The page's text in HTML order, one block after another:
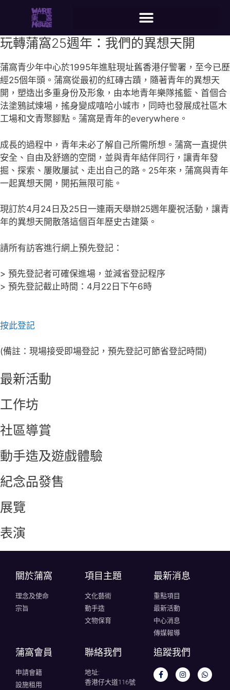
玩轉蒲窩25週年：我們的異想天開
蒲窩青少年中心於1995年進駐現址舊香港仔警署，至今已歷
經25個年頭。蒲窩從最初的紅磚古蹟，隨著青年的異想天
開，塑造出多重身份及形象，由本地青年樂隊搖籃、首個合
法塗鴉試煉場，搖身變成嘻哈小城市，同時也發展成社區木
工場和文青聚腳點。蒲窩是青年的everywhere。
成長的過程中，青年未必了解自己所需所想。蒲窩一直提供
安全、自由及舒適的空間，並與青年結伴同行，讓青年發
掘、探索、屢敗屢試、走出自己的路。25年來，蒲窩與青年
一起異想天開，開拓無限可能。
現訂於4月24日及25日一連兩天舉辦25週年慶祝活動，讓青
年的異想天開散落這個百年歷史古建築。
請所有訪客進行網上預先登記：
> 預先登記者可確保進場，並減省登記程序
> 預先登記截止時間：4月22日下午6時
按此登記
(備註：現場接受即場登記，預先登記可節省登記時間)
最新活動
工作坊
社區導賞
動手造及遊戲體驗
紀念品發售
展覽
表演
關於蒲窩​
理念及使命
宗旨
項目主題
文化藝術
動手造
文物保育
最新消息
重點項目
最新活動
中心消息
傳媒報導
蒲窩會員
申請會籍
設施租用
聯絡我們
地址:
香港仔大道116號
追蹤我們